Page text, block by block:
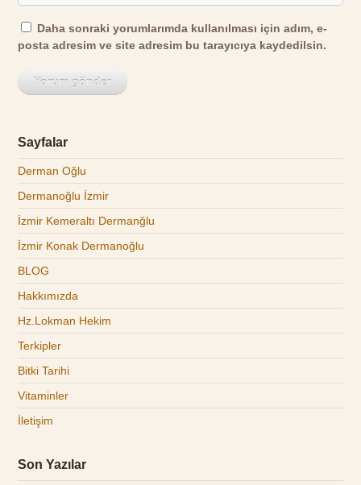
Daha sonraki yorumlarımda kullanılması için adım, e-
posta adresim ve site adresim bu tarayıcıya kaydedilsin.
Sayfalar
Derman Oğlu
Dermanoğlu İzmir
İzmir Kemeraltı Dermanğlu
İzmir Konak Dermanoğlu
BLOG
Hakkımızda
Hz.Lokman Hekim
Terkipler
Bitki Tarihi
Vitaminler
İletişim
Son Yazılar